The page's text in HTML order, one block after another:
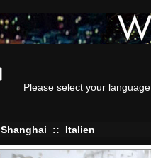
Please select your language
Shanghai :: Italien